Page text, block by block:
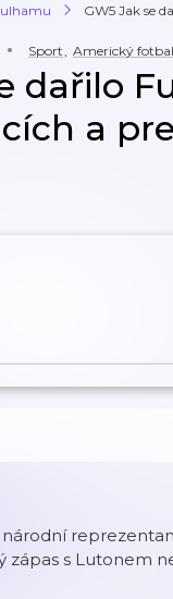
GW5 Jak se
Sport, Americký fotbal
dařilo
a
s Lutonem